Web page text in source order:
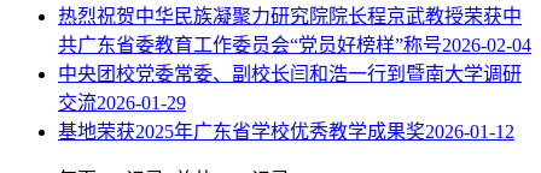
热烈祝贺中华民族凝聚力研究院院长程京武教授荣获中
共广东省委教育工作委员会“党员好榜样”称号2026-02-04
中央团校党委常委、副校长闫和浩一行到暨南大学调研
交流2026-01-29
基地荣获2025年广东省学校优秀教学成果奖2026-01-12